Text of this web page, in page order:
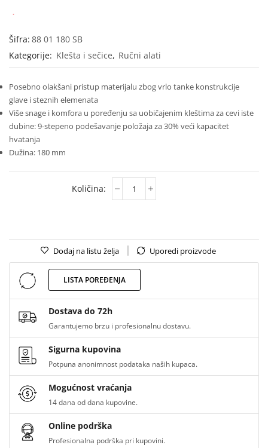
Šifra: 88 01 180 SB
Kategorije: Klešta i sečice, Ručni alati
Posebno olakšani pristup materijalu zbog vrlo tanke konstrukcije
glave i steznih elemenata
Više snage i komfora u poređenju sa uobičajenim kleštima za cevi iste
dubine: 9-stepeno podešavanje položaja za 30% veći kapacitet
hvatanja
Dužina: 180 mm
Dodaj na listu želja Uporedi proizvode
LISTA POREĐENJA
Dostava do 72h
Garantujemo brzu i profesionalnu dostavu.
Sigurna kupovina
Potpuna anonimnost podataka naših kupaca.
Mogućnost vraćanja
14 dana od dana kupovine.
Online podrška
Profesionalna podrška pri kupovini.